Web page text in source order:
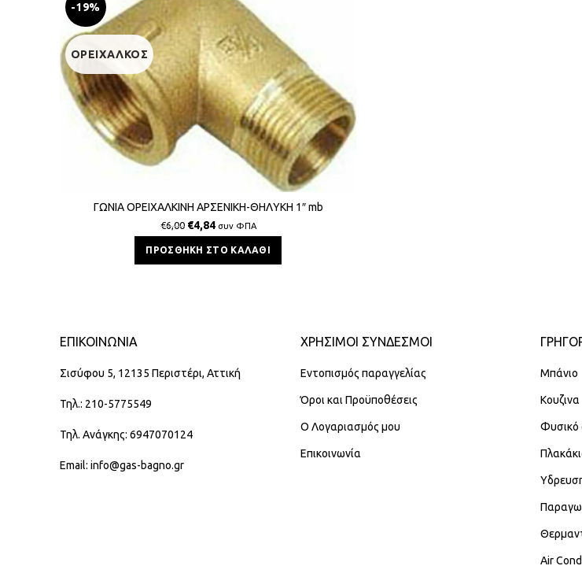
-19%
ΟΡΕΙΧΑΛΚΟΣ
ΓΩΝΙΑ ΟΡΕΙΧΑΛΚΙΝΗ ΑΡΣΕΝΙΚΗ-ΘΗΛΥΚΗ 1″ mb
€6,00 €4,84 συν ΦΠΑ
ΠΡΟΣΘΉΚΗ ΣΤΟ ΚΑΛΆΘΙ
ΕΠΙΚΟΙΝΩΝΊΑ
Σισύφου 5, 12135 Περιστέρι, Αττική
Τηλ.: 210-5775549
Τηλ. Ανάγκης: 6947070124
Email: info@gas-bagno.gr
ΧΡΗΣΙΜΟΙ ΣΥΝΔΕΣΜΟΙ
Εντοπισμός παραγγελίας
Όροι και Προϋποθέσεις
Ο Λογαριασμός μου
Επικοινωνία
Μπάνιο
Κουζινα
Φυσικό
Air